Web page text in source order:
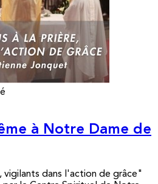
à Notre Dame de
vigilants dans l'action de grâce"